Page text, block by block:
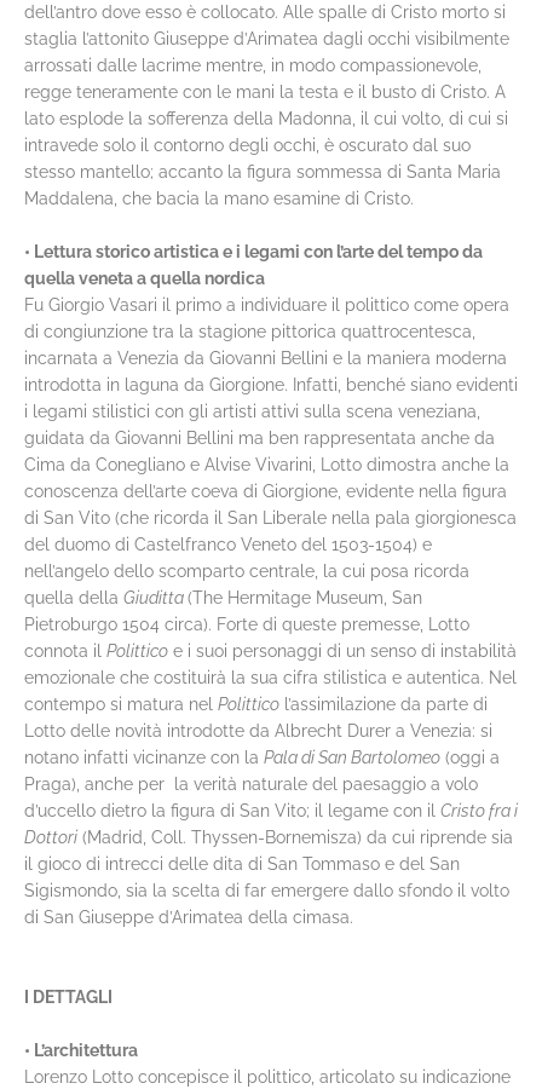
dell’antro dove esso è collocato. Alle spalle di Cristo morto si
staglia l’attonito Giuseppe d’Arimatea dagli occhi visibilmente
arrossati dalle lacrime mentre, in modo compassionevole,
regge teneramente con le mani la testa e il busto di Cristo. A
lato esplode la sofferenza della Madonna, il cui volto, di cui si
intravede solo il contorno degli occhi, è oscurato dal suo
stesso mantello; accanto la figura sommessa di Santa Maria
Maddalena, che bacia la mano esamine di Cristo.
• Lettura storico artistica e i legami con l’arte del tempo da
quella veneta a quella nordica
Fu Giorgio Vasari il primo a individuare il polittico come opera
di congiunzione tra la stagione pittorica quattrocentesca,
incarnata a Venezia da Giovanni Bellini e la maniera moderna
introdotta in laguna da Giorgione. Infatti, benché siano evidenti
i legami stilistici con gli artisti attivi sulla scena veneziana,
guidata da Giovanni Bellini ma ben rappresentata anche da
Cima da Conegliano e Alvise Vivarini, Lotto dimostra anche la
conoscenza dell’arte coeva di Giorgione, evidente nella figura
di San Vito (che ricorda il San Liberale nella pala giorgionesca
del duomo di Castelfranco Veneto del 1503-1504) e
nell’angelo dello scomparto centrale, la cui posa ricorda
quella della Giuditta(The Hermitage Museum, San
Pietroburgo 1504 circa). Forte di queste premesse, Lotto
connota il Polittico e i suoi personaggi di un senso di instabilità
emozionale che costituirà la sua cifra stilistica e autentica. Nel
contempo si matura nel Polittico l’assimilazione da parte di
Lotto delle novità introdotte da Albrecht Durer a Venezia: si
notano infatti vicinanze con la Pala di San Bartolomeo (oggi a
Praga), anche per la verità naturale del paesaggio a volo
d’uccello dietro la figura di San Vito; il legame con il Cristo fra i
Dottori (Madrid, Coll. Thyssen-Bornemisza) da cui riprende sia
il gioco di intrecci delle dita di San Tommaso e del San
Sigismondo, sia la scelta di far emergere dallo sfondo il volto
di San Giuseppe d’Arimatea della cimasa.
I DETTAGLI
• L’architettura
Lorenzo Lotto concepisce il polittico, articolato su indicazione